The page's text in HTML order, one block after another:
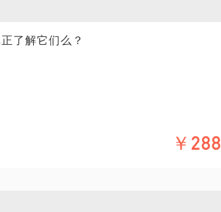
了解它们么？
你去看全世界的表展，无论古董还是新
￥288